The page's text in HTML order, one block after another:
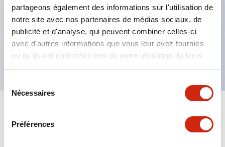
partageons également des informations sur l'utilisation de
notre site avec nos partenaires de médias sociaux, de
publicité et d'analyse, qui peuvent combiner celles-ci
avec d'autres informations que vous leur avez fournies
ou qu'ils ont collectées lors de votre utilisation de leurs
services.
Nécessaires
Préférences
possible.
Structure de sécurité de 3e génération :
déclenchement à 2 actions, garde intégrée,
structure de protection des doigts IP20.
Tout développer+